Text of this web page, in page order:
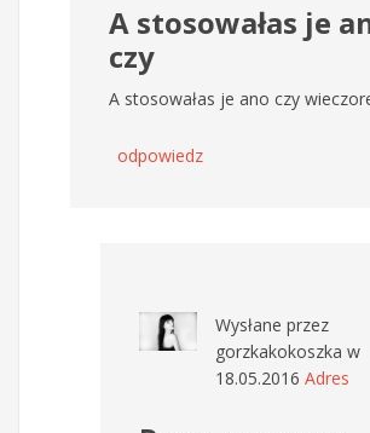
A stosowałas je
czy
A stosowałas je ano czy
odpowiedz
Wysłane przez
gorzkakokoszka w
18.05.2016 Adres